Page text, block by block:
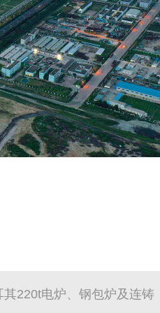
其220t电炉、钢包炉及连铸